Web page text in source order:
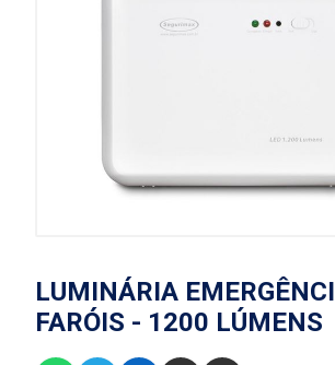
LUMINÁRIA
FARÓIS - 1200 LÚMENS